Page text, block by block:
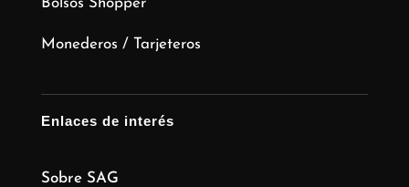
Bolsos Shopper
Monederos / Tarjeteros
Enlaces de interés
Sobre SAG